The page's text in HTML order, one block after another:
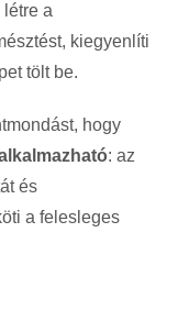
a
kiegyenlíti
tölt be.
hogy
: az
és
a felesleges